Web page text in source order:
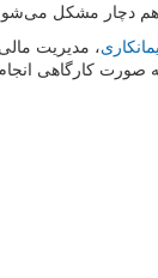
هم دچار مشکل
، مدیریت
کارگاهی